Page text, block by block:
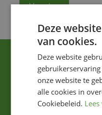
Voeg toe
Deze
van cookies.
Deze website
onze website te
alle cookies in
Cookiebeleid.